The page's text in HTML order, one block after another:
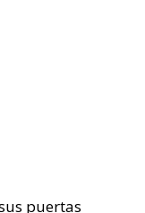
puertas